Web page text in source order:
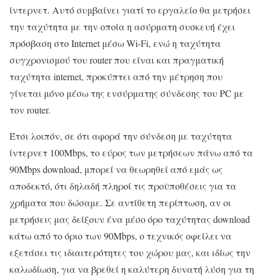
ίντερνετ. Αυτό συμβαίνει γιατί το εργαλείο θα μετρήσει
την ταχύτητα με την οποία η ασύρματη συσκευή έχει
πρόσβαση στο Internet μέσω Wi-Fi, ενώ η ταχύτητα
συγχρονισμού του router που είναι και πραγματική
ταχύτητα internet, προκύπτει από την μέτρηση που
γίνεται μόνο μέσω της ενσύρματης σύνδεσης του PC με
τον router.
Έτσι λοιπόν, σε ότι αφορά την σύνδεση με ταχύτητα
ίντερνετ 100Mbps, το εύρος των μετρήσεων πάνω από τα
90Mbps download, μπορεί να θεωρηθεί από εμάς ως
αποδεκτό, ότι δηλαδή πληροί τις προϋποθέσεις για τα
χρήματα που δώσαμε. Σε αντίθετη περίπτωση, αν οι
μετρήσεις μας δείξουν ένα μέσο όρο ταχύτητας download
κάτω από το όριο των 90Mbps, ο τεχνικός οφείλει να
εξετάσει τις ιδιαιτερότητες του χώρου μας, και ιδίως την
καλωδίωση, για να βρεθεί η καλύτερη δυνατή λύση για τη